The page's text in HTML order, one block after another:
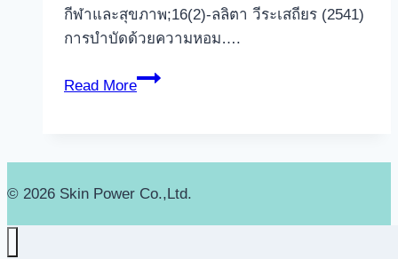
กีฬาและสุขภาพ;16(2)-ลลิตา วีระเสถียร (2541)
การบำบัดด้วยความหอม….
Read More
น้ำมัน
ดี
© 2026 Skin Power Co.,Ltd.